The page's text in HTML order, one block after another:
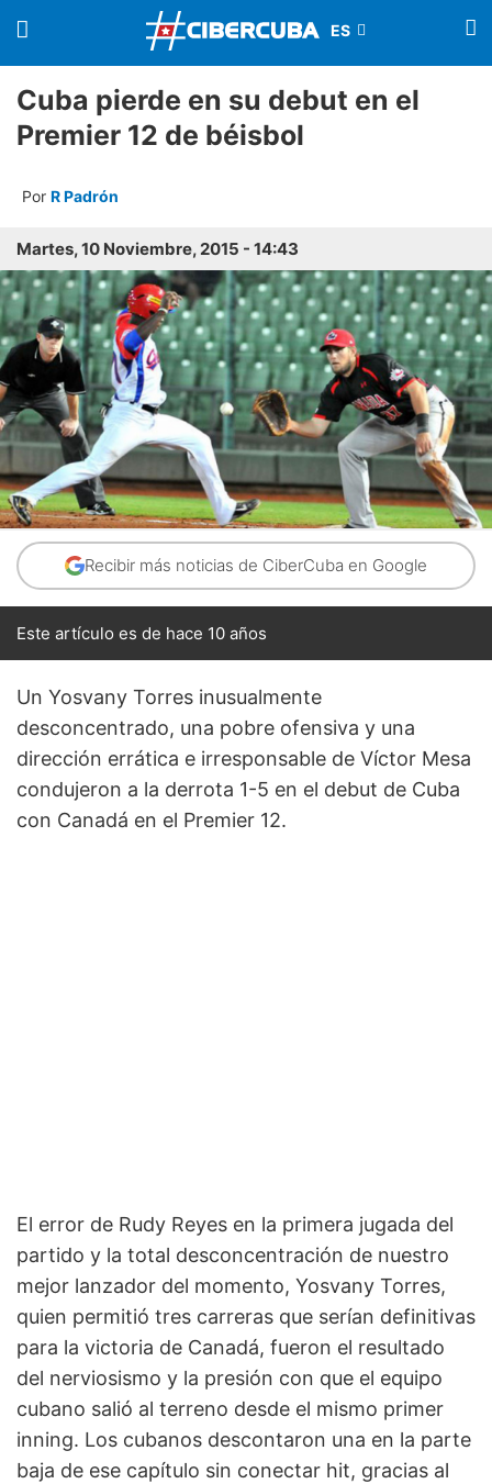
Cuba pierde en su debut en el
Premier 12 de béisbol
Por R Padrón
Martes, 10 Noviembre, 2015 - 14:43
Recibir más noticias de CiberCuba en Google
Este artículo es de hace 10 años
Un Yosvany Torres inusualmente
desconcentrado, una pobre ofensiva y una
dirección errática e irresponsable de Víctor Mesa
condujeron a la derrota 1-5 en el debut de Cuba
con Canadá en el Premier 12.
El error de Rudy Reyes en la primera jugada del
partido y la total desconcentración de nuestro
mejor lanzador del momento, Yosvany Torres,
quien permitió tres carreras que serían definitivas
para la victoria de Canadá, fueron el resultado
del nerviosismo y la presión con que el equipo
cubano salió al terreno desde el mismo primer
inning. Los cubanos descontaron una en la parte
baja de ese capítulo sin conectar hit, gracias al